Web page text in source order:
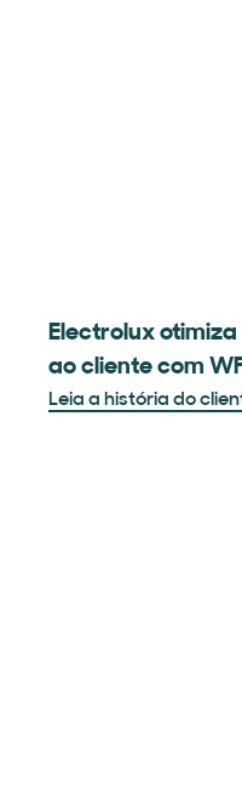
Electrolux
ao cliente com
Leia a história do